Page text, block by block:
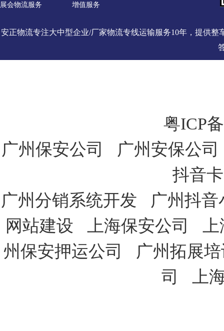
展会物流服务
增值服务
安正物流专注大中型企业/厂家物流专线运输服务10年，提供
粤ICP
广州保安公司
广州安保公司
抖音
广州分销系统开发
广州抖
网站建设
上海保安公司
州保安押运公司
广州拓展
司
上